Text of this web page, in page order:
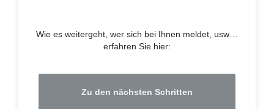
Wie es weitergeht, wer sich bei Ihnen meldet, usw…
erfahren Sie hier:
Zu den nächsten Schritten